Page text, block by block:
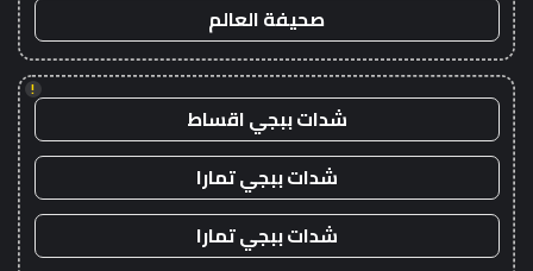
صحيفة العالم
!
شدات ببجي اقساط
شدات ببجي تمارا
شدات ببجي تمارا